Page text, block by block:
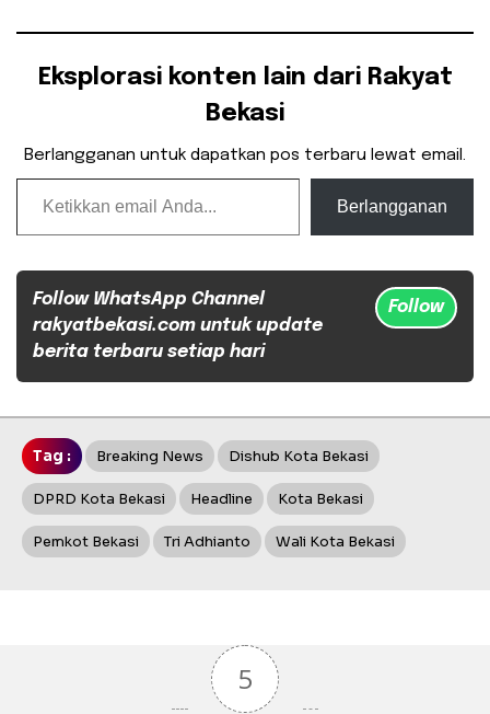
Eksplorasi konten lain dari Rakyat
Bekasi
Berlangganan untuk dapatkan pos terbaru lewat email.
Ketikkan email Anda...
Berlangganan
Follow WhatsApp Channel
rakyatbekasi.com untuk update
berita terbaru setiap hari
Follow
Tag : Breaking News Dishub Kota Bekasi
DPRD Kota Bekasi Headline Kota Bekasi
Pemkot Bekasi Tri Adhianto Wali Kota Bekasi
5